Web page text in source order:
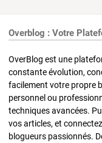
Overblog : Votre
OverBlog est une
constante évolution,
facilement votre propre
personnel ou
techniques avancées.
vos articles, et
blogueurs passionnés.